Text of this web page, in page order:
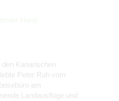
Kanarischen
Peter Ruh vom
am
Landausflüge und